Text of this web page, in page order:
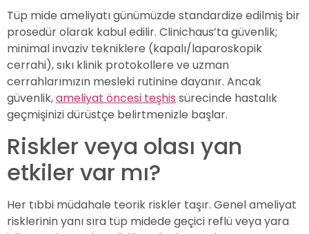
Tüp mide ameliyatı günümüzde standardize edilmiş bir
prosedür olarak kabul edilir. Clinichaus’ta güvenlik;
minimal invaziv tekniklere (kapalı/laparoskopik
cerrahi), sıkı klinik protokollere ve uzman
cerrahlarımızın mesleki rutinine dayanır. Ancak
güvenlik,ameliyat öncesi teşhis sürecinde hastalık
geçmişinizi dürüstçe belirtmenizle başlar.
Riskler veya olası yan
etkiler var mı?
Her tıbbi müdahale teorik riskler taşır. Genel ameliyat
risklerinin yanı sıra tüp midede geçici reflü veya yara